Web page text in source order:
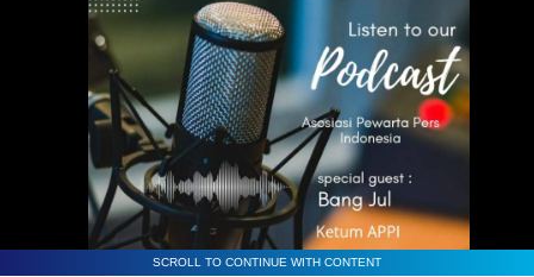
SCROLL TO CONTINUE WITH CONTENT